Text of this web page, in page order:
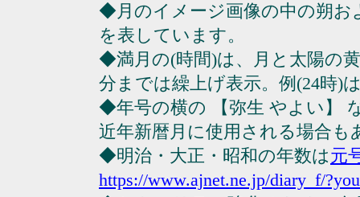
◆月のイメージ画像の中の朔
を表しています。
◆満月の(時間)は、月と太陽の
分までは繰上げ表示。例(24時)
◆年号の横の 【弥生 やよい】
近年新暦月に使用される場合も
◆明治・大正・昭和の年数は元
https://www.ajnet.ne.jp/diary_f/